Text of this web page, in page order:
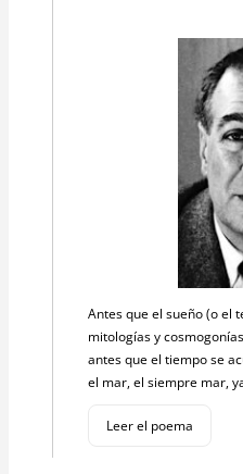
Antes que el sueño (o el
mitologías y
antes que el tiempo se
el mar, el siempre mar,
Leer el poema